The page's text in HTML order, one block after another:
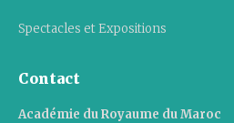
Spectacles et Expositions
Contact
Académie du Royaume du Maroc